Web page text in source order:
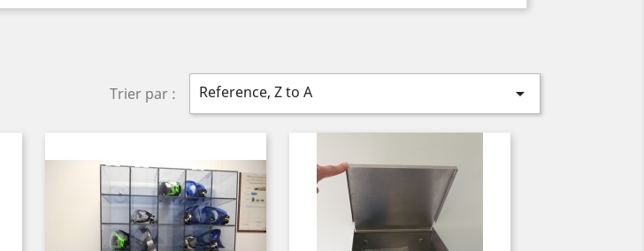
Trier par : Reference, Z to A 